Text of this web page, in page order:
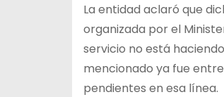
La entidad aclaró que
organizada por el
servicio no está
mencionado ya fue
pendientes en esa línea.